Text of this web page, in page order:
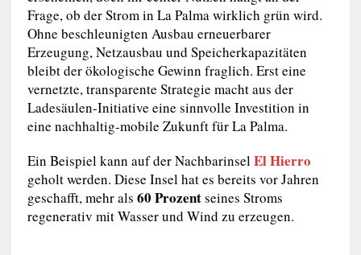
Frage, ob der Strom in La Palma wirklich grün wird.
Ohne beschleunigten Ausbau erneuerbarer
Erzeugung, Netzausbau und Speicherkapazitäten
bleibt der ökologische Gewinn fraglich. Erst eine
vernetzte, transparente Strategie macht aus der
Ladesäulen-Initiative eine sinnvolle Investition in
eine nachhaltig-mobile Zukunft für La Palma.
Ein Beispiel kann auf der NachbarinselEl Hierro
geholt werden. Diese Insel hat es bereits vor Jahren
geschafft, mehr als 60 Prozentseines Stroms
regenerativ mit Wasser und Wind zu erzeugen.